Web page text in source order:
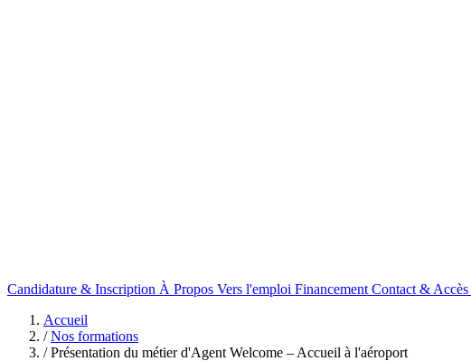
Candidature & Inscription À Propos Vers l'emploi Financement Contact & Accès
Accueil
/ Nos formations
/ Présentation du métier d'Agent Welcome – Accueil à l'aéroport